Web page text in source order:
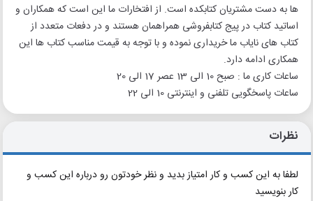
ها به دست مشتریان کتابکده است. از افتخارات ما این است که همکاران و
اساتید کتاب در پیج کتابفروشی همراهمان هستند و در دفعات متعدد از
کتاب های نایاب ما خریداری نموده و با توجه به قیمت مناسب کتاب ها این
همکاری ادامه دارد.
ساعات کاری ما : صبح 10 الی 13 عصر 17 الی 20
ساعات پاسخگویی تلفنی و اینترنتی 10 الی 22
نظرات
لطفا به این کسب و کار امتیاز بدید و نظر خودتون رو درباره این کسب و
کار بنویسید